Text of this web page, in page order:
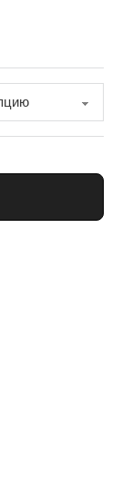
PANICALE